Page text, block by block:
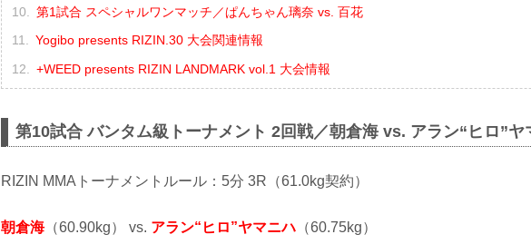
第1試合 スペシャルワンマッチ／ぱんちゃん璃奈 vs. 百花
Yogibo presents RIZIN.30 大会関連情報
+WEED presents RIZIN LANDMARK vol.1 大会情報
第10試合 バンタム級トーナメント 2回戦／朝倉海 vs. アラン“ヒロ”ヤ
RIZIN MMAトーナメントルール：5分 3R（61.0kg契約）
朝倉海（60.90kg） vs. アラン“ヒロ”ヤマニハ （60.75kg）